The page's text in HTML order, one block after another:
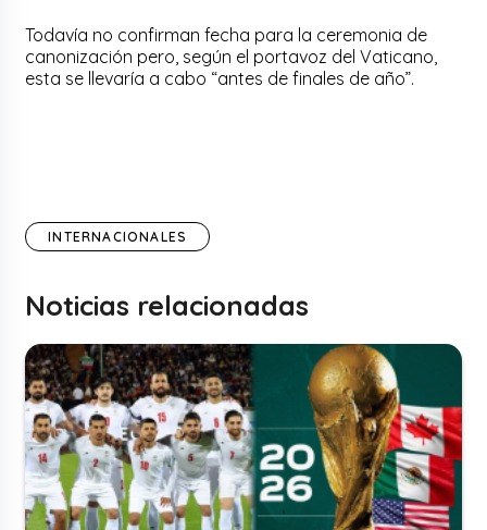
Todavía no confirman fecha para la ceremonia de
canonización pero, según el portavoz del Vaticano,
esta se llevaría a cabo “antes de finales de año”.
INTERNACIONALES
Noticias relacionadas